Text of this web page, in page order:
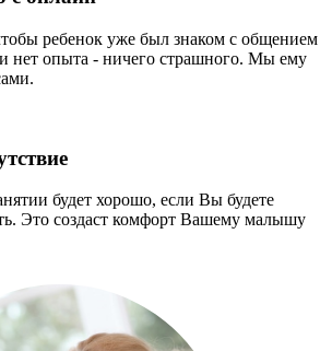
ребенок уже был знаком с общением
нет опыта - ничего страшного. Мы ему
будет хорошо, если Вы будете
Это создаст комфорт Вашему малышу